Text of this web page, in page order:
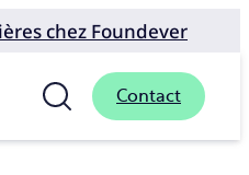
chez Foundever
Contact